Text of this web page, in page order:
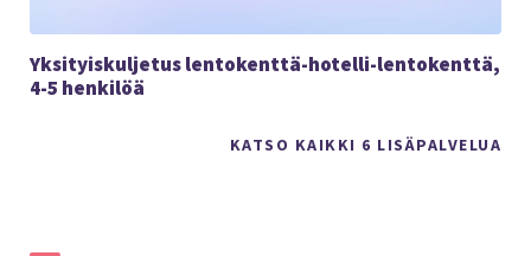
KATSO KAIKKI 6 LISÄPALVELUA
Yksityiskuljetus lentokenttä-hotelli-lentokenttä,
4-5 henkilöä